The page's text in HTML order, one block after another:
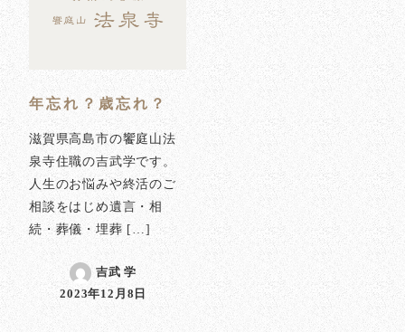
年忘れ？歳忘れ？
滋賀県高島市の饗庭山法
泉寺住職の吉武学です。
人生のお悩みや終活のご
相談をはじめ遺言・相
続・葬儀・埋葬 […]
吉武 学
投稿日
2023年12月8日